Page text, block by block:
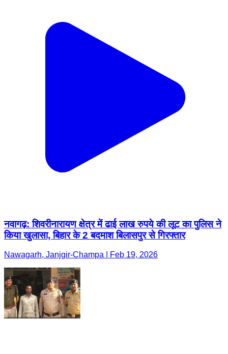
नवागढ़: शिवरीनारायण क्षेत्र में ढाई लाख रुपये की लूट का पुलिस ने
किया खुलासा, बिहार के 2 बदमाश बिलासपुर से गिरफ्तार
Nawagarh, Janjgir-Champa | Feb 19, 2026